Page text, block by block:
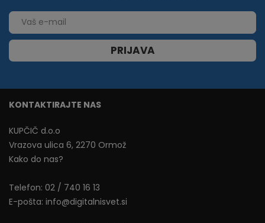
PRIJAVA
KONTAKTIRAJTE NAS
KUPČIČ d.o.o
Vrazova ulica 6, 2270 Ormož
Kako do nas?
Telefon: 02 / 740 16 13
E-pošta: info@digitalnisvet.si